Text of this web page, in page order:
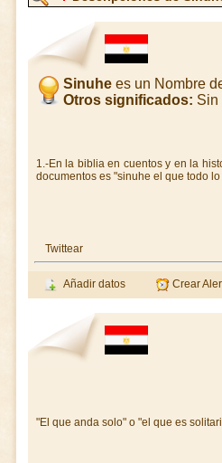
Sinuhees un Nombre
Otros significados: Sin
1.-En la biblia en cuentos y en la
documentos es "sinuhe el que todo lo
Twittear
Añadir datos Crear
"El que anda solo" o "el que es